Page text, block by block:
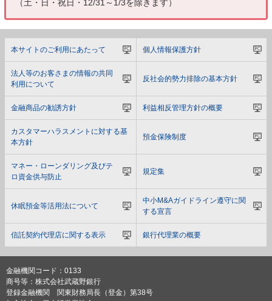
（土・日・祝日・12/31～1/3を除きます）
本サイトのご利用にあたって 個人情報保護方針
法人等のお客さまの情報の共同
利用について
反社会的勢力排除の基本方針
金融商品の勧誘方針 利益相反管理方針の概要
カスタマーハラスメントに対する基
本方針
預金保険制度
マネー・ローンダリング及びテ
ロ資金供与防止
規定集
休眠預金等活用法について
中小M&Aガイドライン遵守に関
する宣言
信託契約代理店に関する表示 銀行代理業の概要
金融機関コード：0133
商号等：株式会社武蔵野銀行
登録金融機関 関東財務局長（登金）第38号